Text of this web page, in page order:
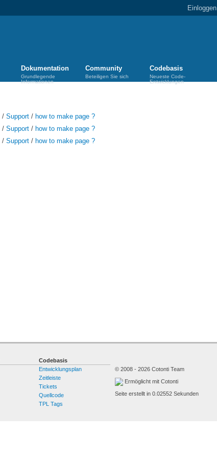
Einloggen
Dokumentation
Grundlegende
Informationen
Community
Beteiligen Sie sich
Codebasis
Neueste Code-
Entwicklungen
/ Support / how to make page ?
/ Support / how to make page ?
/ Support / how to make page ?
Codebasis
Entwicklungsplan
Zeitleiste
Tickets
Quellcode
TPL Tags
© 2008 - 2026 Cotonti Team
Ermöglicht mit Cotonti
Seite erstellt in 0.02552 Sekunden